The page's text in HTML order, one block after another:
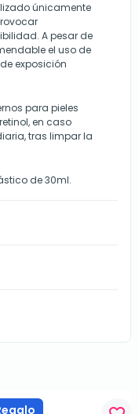
únicamente
A pesar de
el uso de
exposición
para pieles
en caso
tras limpar la
de 30ml.